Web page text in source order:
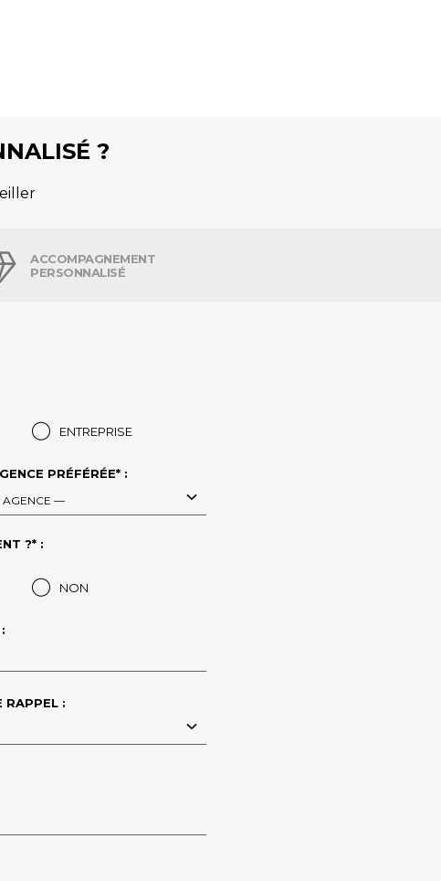
?
ACCOMPAGNEMENT
PERSONNALISÉ
ENTREPRISE
PRÉFÉRÉE* :
AGENCE —
?* :
NON
RAPPEL :